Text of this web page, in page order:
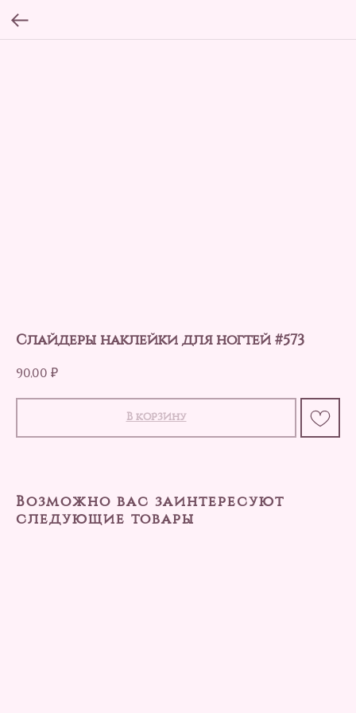
Слайдеры наклейки для ногтей #573
90,00 ₽
В корзину
Возможно вас заинтересуют
следующие товары